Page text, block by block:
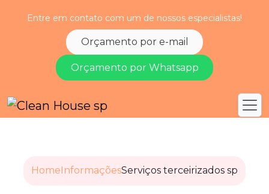
Entre em contato com um de nossos especialistas!
Orçamento por e-mail
Orçamento por Whatsapp
Home InformaçõesServiços terceirizados sp